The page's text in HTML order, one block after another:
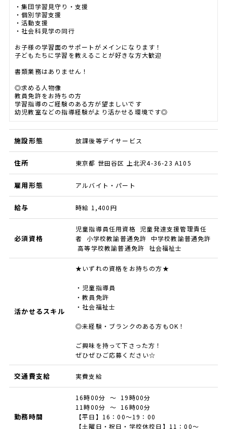
・集団学習見守り・支援
・個別学習支援
・活動支援
・社会科見学の同行
お子様の学習面のサポートがメインになります！
子どもたちに学習を教えることが好きな方大歓迎
書類業務はありません！
◎求める人物像
教員免許をお持ちの方
学習指導のご経験のある方が望ましいです
幼児教室などの指導経験がより活かせる環境です◎
施設形態 放課後等デイサービス
住所 東京都 世田谷区 上北沢4-36-23 A105
雇用形態 アルバイト・パート
給与 時給 1,400円
必須資格
児童指導員任用資格 児童発達支援管理責任
者 小学校教諭普通免許 中学校教諭普通免許
高等学校教諭普通免許 社会福祉士
活かせるスキル
★いずれの資格をお持ちの方★
・児童指導員
・教員免許
・社会福祉士
◎未経験・ブランクのある方もOK！
ご興味を持って下さった方！
ぜひぜひご応募ください☆
交通費支給 実費支給
勤務時間
16時00分 ～ 19時00分
11時00分 ～ 16時00分
【平日】16：00～19：00
【土曜日・祝日・学校休校日】11：00～